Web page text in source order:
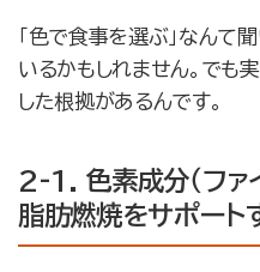
「色で食事を選ぶ」なんて
いるかもしれません。でも
した根拠があるんです。
2-1. 色素成分（ファ
脂肪燃焼をサポート